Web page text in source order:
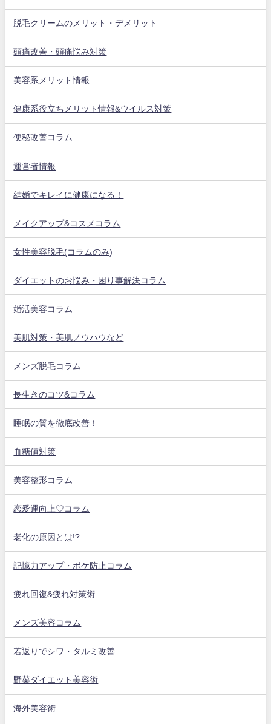
脱毛クリームのメリット・デメリット
頭痛改善・頭痛悩み対策
美容系メリット情報
健康系役立ちメリット情報&ウイルス対策
便秘改善コラム
運営者情報
結婚でキレイに健康になる！
メイクアップ&コスメコラム
女性美容脱毛(コラムのみ)
ダイエットのお悩み・困り事解決コラム
婚活美容コラム
美肌対策・美肌ノウハウなど
メンズ脱毛コラム
長生きのコツ&コラム
睡眠の質を徹底改善！
血糖値対策
美容整形コラム
恋愛運向上♡コラム
老化の原因とは!?
記憶力アップ・ボケ防止コラム
疲れ回復&疲れ対策術
メンズ美容コラム
若返りでシワ・タルミ改善
野菜ダイエット美容術
海外美容術